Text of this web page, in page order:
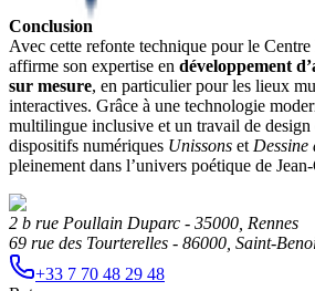
Conclusion
Avec cette refonte technique pour le
affirme son expertise en développement
sur mesure, en particulier pour les lieux
interactives. Grâce à une technologie
multilingue inclusive et un travail de design
dispositifs numériques Unissons et Dessine
pleinement dans l’univers poétique de
2 b rue Poullain Duparc - 35000, Rennes
69 rue des Tourterelles - 86000, Saint-
+33 7 70 48 29 48